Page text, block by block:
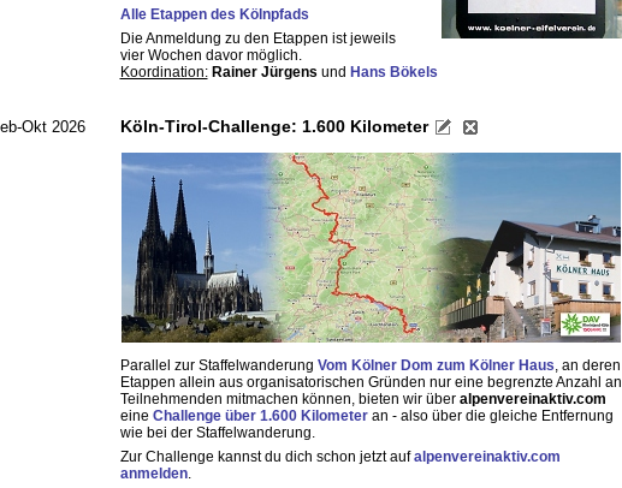
Alle Etappen des Kölnpfads
Die Anmeldung zu den Etappen ist jeweils
vier Wochen davor möglich.
Koordination: Rainer Jürgens und Hans Bökels
Okt 2026 Köln-Tirol-Challenge: 1.600 Kilometer
Parallel zur Staffelwanderung Vom Kölner Dom zum Kölner Haus, an deren
Etappen allein aus organisatorischen Gründen nur eine begrenzte Anzahl an
Teilnehmenden mitmachen können, bieten wir über alpenvereinaktiv.com
eine Challenge über 1.600 Kilometeran - also über die gleiche Entfernung
wie bei der Staffelwanderung.
Zur Challenge kannst du dich schon jetzt aufalpenvereinaktiv.com
anmelden.